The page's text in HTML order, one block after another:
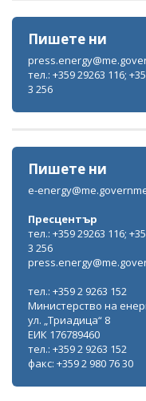
Пишете ни
тел.: +359 29263 116;
3 256
Пишете ни
e-
Пресцентър
тел.: +359 29263 116;
3 256
тел.: +359 2 9263 152
Министерство на
ул. „Триадица“ 8
ЕИК 176789460
тел.: +359 2 9263 152
факс: +359 2 980 76 30